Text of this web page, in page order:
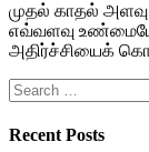
முதல் காதல்
எவ்வளவு
அதிர்ச்சியைக்
Search
for:
Recent Posts